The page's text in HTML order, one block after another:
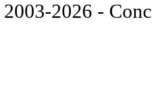
2003-2026 -